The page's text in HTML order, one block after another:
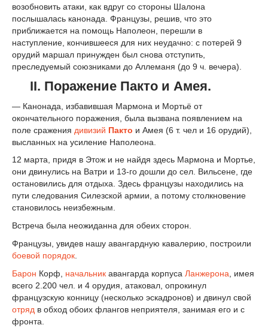
возобновить атаки, как вдруг со стороны Шалона
послышалась канонада. Французы, решив, что это
приближается на помощь Наполеон, перешли в
наступление, кончившееся для них неудачно: с потерей 9
орудий маршал принужден был снова отступить,
преследуемый союзниками до Аллеманя (до 9 ч. вечера).
II. Поражение Пакто и Амея.
— Канонада, избавившая Мармона и Мортьё от
окончательного поражения, была вызвана появлением на
поле сражения дивизий Пакто и Амея (6 т. чел и 16 opудий),
высланных на усиление Наполеона.
12 марта, придя в Этож и не найдя здесь Мармона и Мортье,
они двинулись на Ватри и 13-го дошли до сел. Вильсене, где
остановились для отдыха. Здесь французы находились на
пути следования Силезской армии, а потому столкновение
становилось неизбежным.
Встреча была неожиданна для обеих сторон.
Французы, увидев нашу авангардную кавалерию, построили
боевой порядок
Барон Корф, начальник авангарда корпуса Ланжерона , имея
всего 2.200 чел. и 4 орудия, атаковал, опрокинул
французскую конницу (несколько эскадронов) и двинул свой
отряд в обход обоих флангов неприятеля, занимая его и с
фронта.